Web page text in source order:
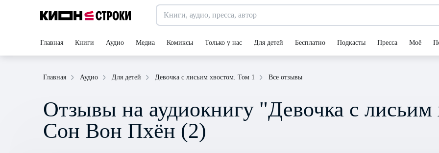
Главная Книги Аудио Медиа Комиксы Только у нас Для детей Бесплатно Подкасты Пресса Моё
Главная Аудио Для детей Девочка с лисьим хвостом. Том 1 Все отзывы
Отзывы на аудиокнигу "Девочка с
Сон Вон Пхён (2)